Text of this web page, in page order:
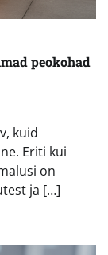
peokohad
kuid
Eriti kui
on
ja […]